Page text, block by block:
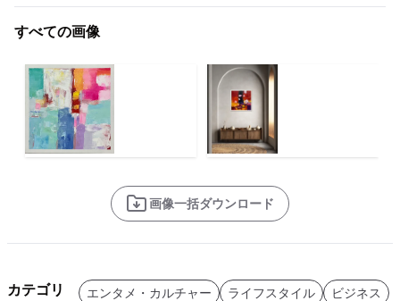
すべての画像
画像一括ダウンロード
カテゴリ エンタメ・カルチャー ライフスタイル ビジネス